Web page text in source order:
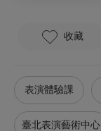
收藏
表演體驗課
臺北表演藝術中心